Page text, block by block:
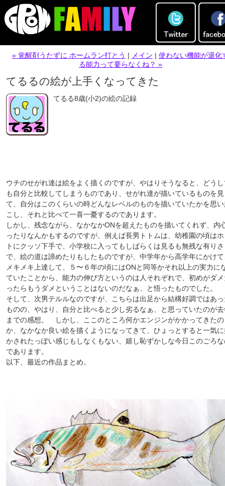
« 覚醒剤うたずに ホームラン打とう | メイン | 使わない機能が退化
る能力って要らなくね？ »
てるるの絵が上手くなってきた
てるる8歳(小2)の絵の記録
ウチのせがれ達は絵をよく描くのですが、やはりそうなると、どう
も自分と比較してしまうものであり、せがれ達が描いているものを見
て、自分はこのくらいの時どんなレベルのものを描いていたかを思
こし、それと比べて一喜一憂するのであります。
しかし、残念ながら、なかなかONを超えたものを描いてくれず、内
ったりなんかもするのですが、例えば長男トトムは、幼稚園の頃は
トにクッソ下手で、小学校に入ってもしばらくは見るも無残な有り
で、絵の道は諦めたりもしたものですが、中学年から高学年にかけ
メキメキ上達して、５〜６年の頃にはONと同等かそれ以上の実力に
ていたことから、能力の伸び方というのは人それぞれで、初めがダ
ったらもうダメということはないのだなぁ、と悟ったものでした。
そして、次男テルルなのですが、こちらは出足から結構好調ではあ
ものの、やはり、自分と比べると少し劣るなぁ、と思っていたのが
までの感想。 しかし、ここのところ何かエンジンがかかってきたの
か、なかなか良い絵を描くようになってきて、ひょっとすると一気
かされたっぽい感じもしなくもない、嬉し恥ずかしな今日このごろ
であります。
以下、最近の作品まとめ。